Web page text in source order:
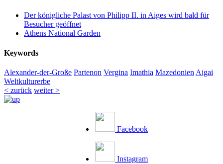
Der königliche Palast von Philipp II. in Aiges wird bald für
Besucher geöffnet
Athens National Garden
Keywords
Alexander-der-Große Partenon Vergina Imathia Mazedonien Aigai
Weltkulturerbe
< zurück weiter >
Facebook
Instagram